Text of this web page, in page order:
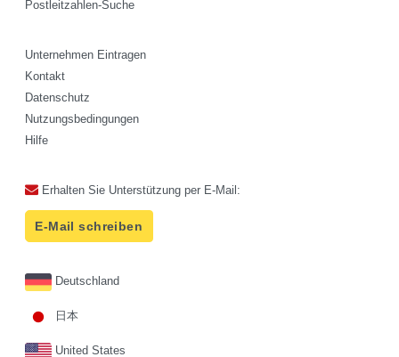
Postleitzahlen-Suche
Unternehmen Eintragen
Kontakt
Datenschutz
Nutzungsbedingungen
Hilfe
Erhalten Sie Unterstützung per E-Mail:
E-Mail schreiben
Deutschland
日本
United States